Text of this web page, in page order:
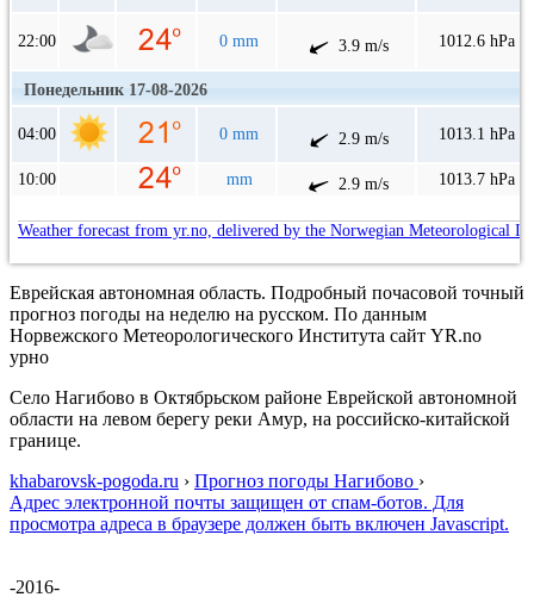
22:00 0 mm 3.9 m/s 1012.6 hPa
Понедельник 17-08-2026
04:00 0 mm 2.9 m/s 1013.1 hPa
10:00 mm 2.9 m/s 1013.7 hPa
Weather forecast from yr.no, delivered by the Norwegian Meteorological
Еврейская автономная область. Подробный почасовой точный
прогноз погоды на неделю на русском. По данным
Норвежского Метеорологического Института сайт YR.no
урно
Село Нагибово в Октябрьском районе Еврейской автономной
области на левом берегу реки Амур, на российско-китайской
границе.
khabarovsk-pogoda.ru › Прогноз погоды Нагибово ›
Адрес электронной почты защищен от спам-ботов. Для
просмотра адреса в браузере должен быть включен Javascript.
-2016-